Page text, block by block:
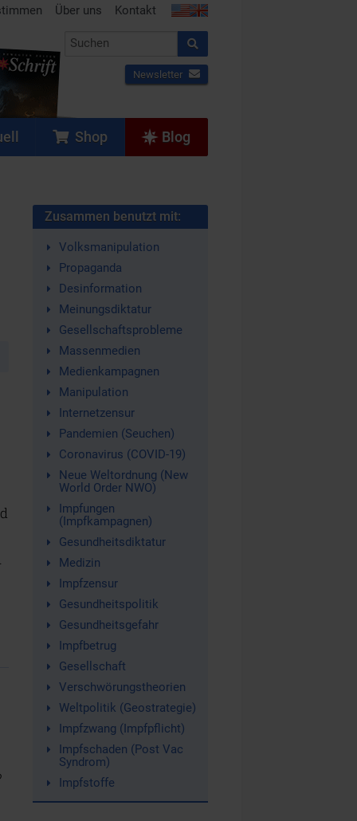
Über uns Kontakt
Newsletter
Shop Blog
Zusammen benutzt mit:
Volksmanipulation
Propaganda
Desinformation
Meinungsdiktatur
Gesellschaftsprobleme
Massenmedien
Medienkampagnen
Manipulation
Internetzensur
Pandemien (Seuchen)
Coronavirus (COVID-19)
Neue Weltordnung (New
World Order NWO)
Impfungen
(Impfkampagnen)
Gesundheitsdiktatur
Medizin
Impfzensur
Gesundheitspolitik
Gesundheitsgefahr
Impfbetrug
Gesellschaft
Verschwörungstheorien
Weltpolitik (Geostrategie)
Impfzwang (Impfpflicht)
Impfschaden (Post Vac
Syndrom)
Impfstoffe